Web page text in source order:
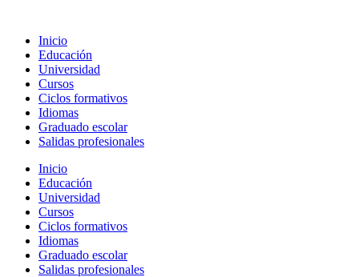
contenido
Inicio
Educación
Universidad
Cursos
Ciclos formativos
Idiomas
Graduado escolar
Salidas profesionales
Inicio
Educación
Universidad
Cursos
Ciclos formativos
Idiomas
Graduado escolar
Salidas profesionales